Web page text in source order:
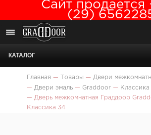
Сайт продается
(29)
КАТАЛОГ
Главная — Товары — Двери
— Двери эмаль — Graddoor —
Классика
— Дверь межкомнатная Граддоор
Классика 34